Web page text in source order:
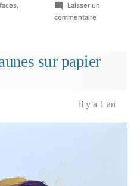
Laisser un
commentairesur
pour
sur papier
il y a 1 an